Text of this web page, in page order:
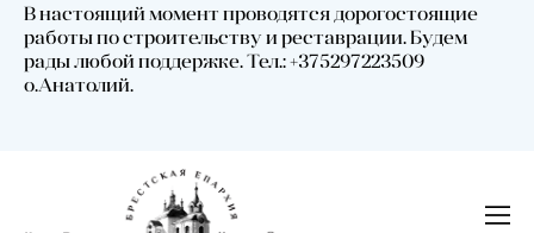
В настоящий момент проводятся дорогостоящие
работы по строительству и реставрации. Будем
рады любой поддержке. Тел.: +375297223509
о.Анатолий.